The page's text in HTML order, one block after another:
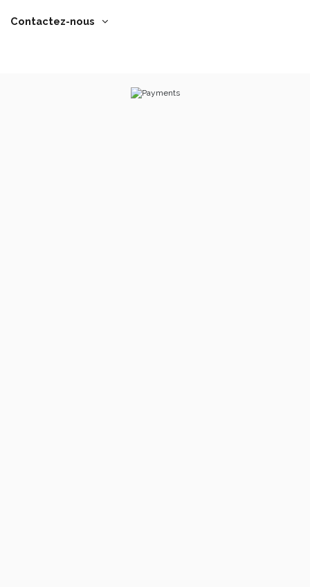
Contactez-nous